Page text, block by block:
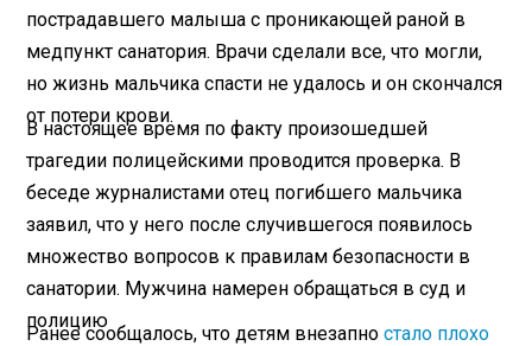
пострадавшего малыша с проникающей раной в
медпункт санатория. Врачи сделали все, что могли,
но жизнь мальчика спасти не удалось и он скончался
от потери крови.
В настоящее время по факту произошедшей
трагедии полицейскими проводится проверка. В
беседе журналистами отец погибшего мальчика
заявил, что у него после случившегося появилось
множество вопросов к правилам безопасности в
санатории. Мужчина намерен обращаться в суд и
полицию
Ранее сообщалось, что детям внезапностало плохо